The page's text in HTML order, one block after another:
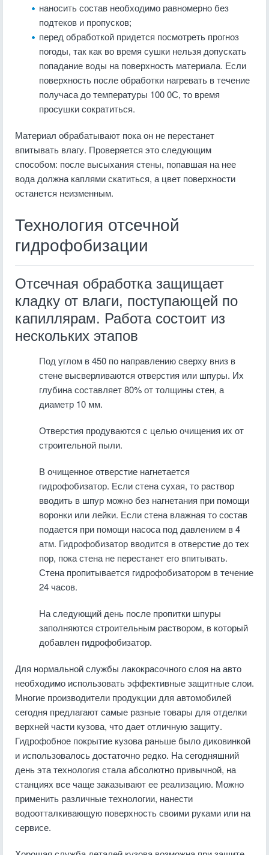
наносить состав необходимо равномерно без
подтеков и пропусков;
перед обработкой придется посмотреть прогноз
погоды, так как во время сушки нельзя допускать
попадание воды на поверхность материала. Если
поверхность после обработки нагревать в течение
получаса до температуры 100 0С, то время
просушки сократиться.
Материал обрабатывают пока он не перестанет
впитывать влагу. Проверяется это следующим
способом: после высыхания стены, попавшая на нее
вода должна каплями скатиться, а цвет поверхности
останется неизменным.
Технология отсечной
гидрофобизации
Отсечная обработка защищает
кладку от влаги, поступающей по
капиллярам. Работа состоит из
нескольких этапов
Под углом в 450 по направлению сверху вниз в
стене высверливаются отверстия или шпуры. Их
глубина составляет 80% от толщины стен, а
диаметр 10 мм.
Отверстия продуваются с целью очищения их от
строительной пыли.
В очищенное отверстие нагнетается
гидрофобизатор. Если стена сухая, то раствор
вводить в шпур можно без нагнетания при помощи
воронки или лейки. Если стена влажная то состав
подается при помощи насоса под давлением в 4
атм. Гидрофобизатор вводится в отверстие до тех
пор, пока стена не перестанет его впитывать.
Стена пропитывается гидрофобизатором в течение
24 часов.
На следующий день после пропитки шпуры
заполняются строительным раствором, в который
добавлен гидрофобизатор.
Для нормальной службы лакокрасочного слоя на авто
необходимо использовать эффективные защитные слои.
Многие производители продукции для автомобилей
сегодня предлагают самые разные товары для отделки
верхней части кузова, что дает отличную защиту.
Гидрофобное покрытие кузова раньше было диковинкой
и использовалось достаточно редко. На сегодняшний
день эта технология стала абсолютно привычной, на
станциях все чаще заказывают ее реализацию. Можно
применить различные технологии, нанести
водоотталкивающую поверхность своими руками или на
сервисе.